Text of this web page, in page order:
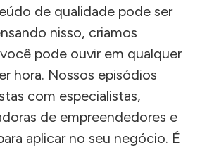
de qualidade pode ser
nisso, criamos
pode ouvir em qualquer
hora. Nossos episódios
com especialistas,
de empreendedores e
aplicar no seu negócio. É